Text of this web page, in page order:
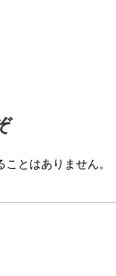
とはありません。